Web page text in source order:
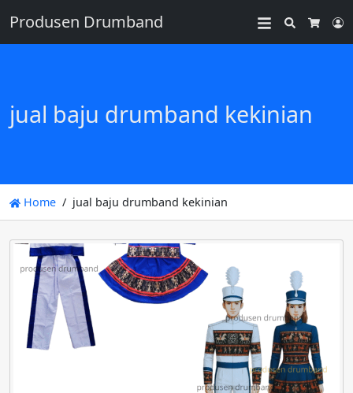
Produsen Drumband
Search
jual baju drumband kekinian
Home jual baju drumband kekinian